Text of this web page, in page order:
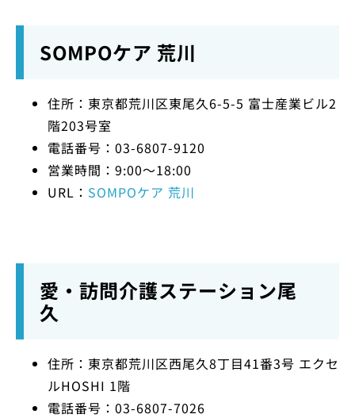
SOMPOケア 荒川
住所：東京都荒川区東尾久6-5-5 富士産業ビル2
階203号室
電話番号：03-6807-9120
営業時間：9:00～18:00
URL： SOMPOケア 荒川
愛・訪問介護ステーション尾
久
住所：東京都荒川区西尾久8丁目41番3号 エクセ
ルHOSHI 1階
電話番号：03-6807-7026